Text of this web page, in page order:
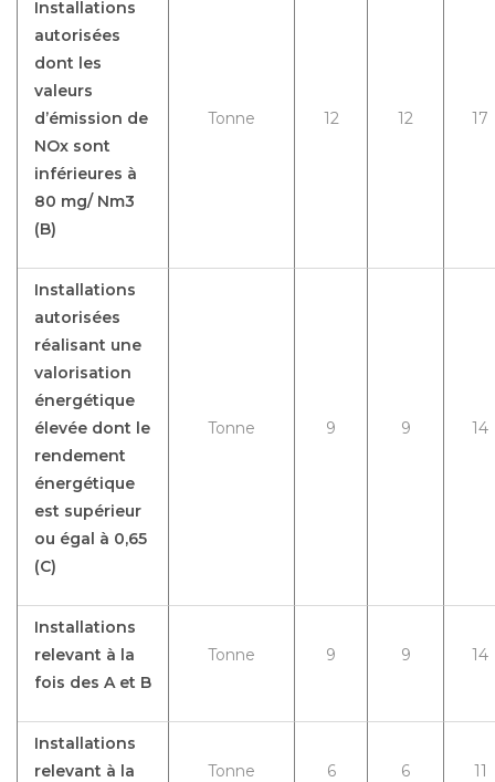
Installations
autorisées
dont les
valeurs
d’émission de
NOx sont
inférieures à
80 mg/ Nm3
(B)
Tonne 12 12 17
Installations
autorisées
réalisant une
valorisation
énergétique
élevée dont le
rendement
énergétique
est supérieur
ou égal à 0,65
(C)
Tonne 9 9 14
Installations
relevant à la
fois des A et B
Tonne 9 9 14
Installations
relevant à la
Tonne 6 6 11